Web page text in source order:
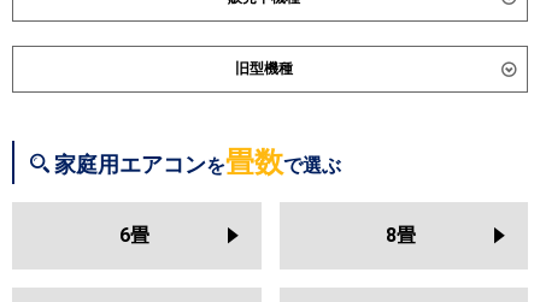
ダイキン S256ATES S256ATCS
S256ATSS-K
東芝 RAS-2515T RAS-U251X
U251DX
RAS-U251DZ RAS-
U251DR
三菱電機 MSZ-KXV2526 MSZ-NXV2526
旧型機種
S255ATRS
S254ATCS S254ATMS
S254ATAS S254ATRS S253ATES
S253ATCS
S253ATFS
S253ATMS S253ATRS S25ZTES
家庭用エアコンを畳数で選ぶ
6畳 8畳